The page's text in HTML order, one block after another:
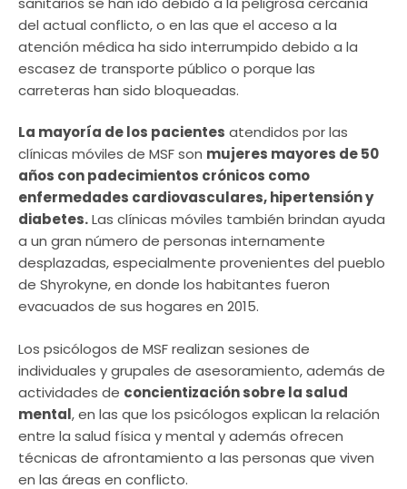
del actual conflicto, o en las que el acceso a la
atención médica ha sido interrumpido debido a la
escasez de transporte público o porque las
carreteras han sido bloqueadas.
La mayoría de los pacientes atendidos por las
clínicas móviles de MSF son mujeres mayores de 50
años con padecimientos crónicos como
enfermedades cardiovasculares, hipertensión y
diabetes.Las clínicas móviles también brindan ayuda
a un gran número de personas internamente
desplazadas, especialmente provenientes del pueblo
de Shyrokyne, en donde los habitantes fueron
evacuados de sus hogares en 2015.
Los psicólogos de MSF realizan sesiones de
individuales y grupales de asesoramiento, además de
actividades de concientización sobre la salud
mental, en las que los psicólogos explican la relación
entre la salud física y mental y además ofrecen
técnicas de afrontamiento a las personas que viven
en las áreas en conflicto.